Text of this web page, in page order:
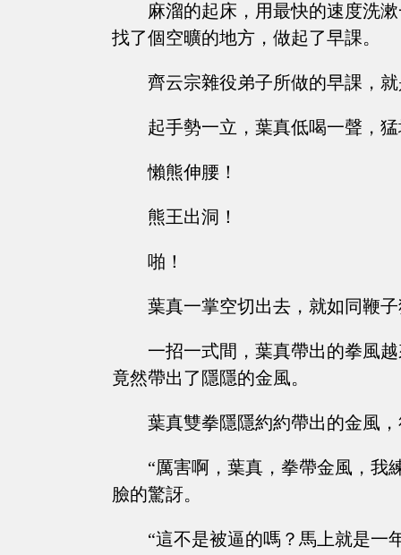
麻溜的起床，用最快的速度洗
找了個空曠的地方，做起了早課。
齊云宗雜役弟子所做的早課，
起手勢一立，葉真低喝一聲，
懶熊伸腰！
熊王出洞！
啪！
葉真一掌空切出去，就如同鞭
一招一式間，葉真帶出的拳風
竟然帶出了隱隱的金風。
葉真雙拳隱隱約約帶出的金風
“厲害啊，葉真，拳帶金風，我
臉的驚訝。
“這不是被逼的嗎？馬上就是一